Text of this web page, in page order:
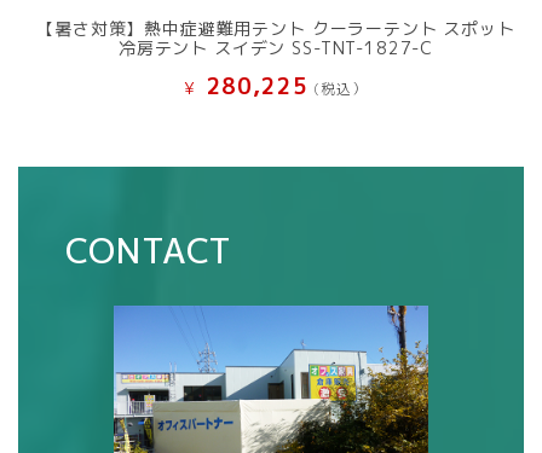
【暑さ対策】熱中症避難用テント クーラーテント スポット
冷房テント スイデン SS-TNT-1827-C
¥ 280,225 (税込）
CONTACT